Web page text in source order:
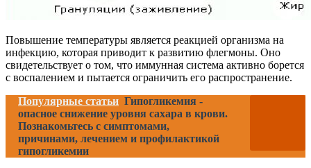
Повышение температуры является реакцией организма на
инфекцию, которая приводит к развитию флегмоны. Оно
свидетельствует о том, что иммунная система активно борется
с воспалением и пытается ограничить его распространение.
Популярные статьи Гипогликемия -
опасное снижение уровня сахара в крови.
Познакомьтесь с симптомами,
причинами, лечением и профилактикой
гипогликемии